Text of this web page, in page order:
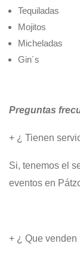
Tequiladas
Mojitos
Micheladas
Gin´s
Preguntas
+ ¿ Tienen
Si, tenemos el
eventos en
+ ¿ Que venden